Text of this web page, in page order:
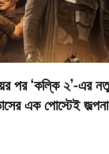
পর ‘কল্কি ২’-এর
এক পোস্টেই জল্পনা